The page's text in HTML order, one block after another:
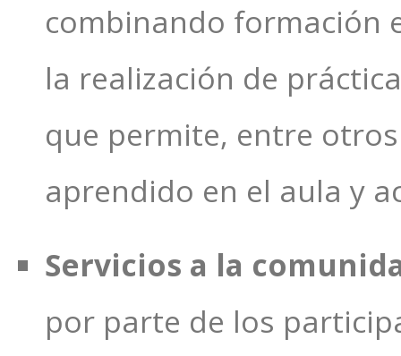
combinando formación
la realización de
que permite, entre
aprendido en el aula y
Servicios a la
por parte de los